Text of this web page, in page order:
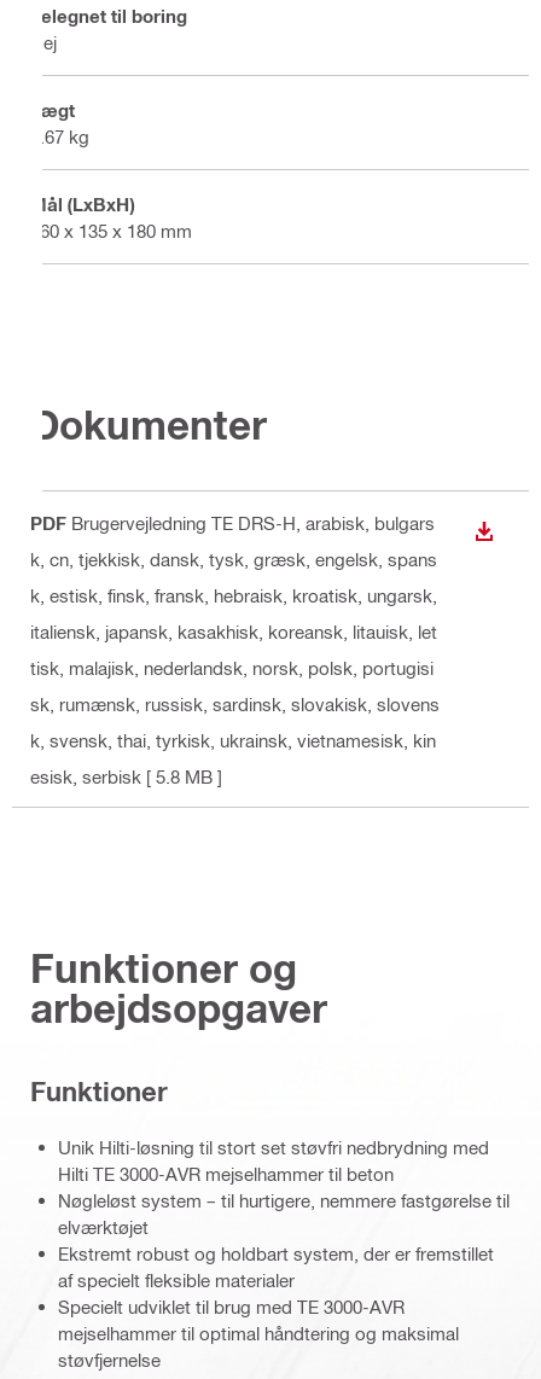
Velegnet til boring
Nej
Vægt
0.67 kg
Mål (LxBxH)
960 x 135 x 180 mm
Dokumenter
PDF Brugervejledning TE DRS-H , arabisk, bulgars
k, cn, tjekkisk, dansk, tysk, græsk, engelsk, spans
k, estisk, finsk, fransk, hebraisk, kroatisk, ungarsk,
italiensk, japansk, kasakhisk, koreansk, litauisk, let
tisk, malajisk, nederlandsk, norsk, polsk, portugisi
sk, rumænsk, russisk, sardinsk, slovakisk, slovens
k, svensk, thai, tyrkisk, ukrainsk, vietnamesisk, kin
esisk, serbisk [ 5.8 MB ]
Funktioner og
arbejdsopgaver
Funktioner
Unik Hilti-løsning til stort set støvfri nedbrydning med
Hilti TE 3000-AVR mejselhammer til beton
Nøgleløst system – til hurtigere, nemmere fastgørelse til
elværktøjet
Ekstremt robust og holdbart system, der er fremstillet
af specielt fleksible materialer
Specielt udviklet til brug med TE 3000-AVR
mejselhammer til optimal håndtering og maksimal
støvfjernelse